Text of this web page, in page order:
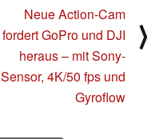
Neue Action-Cam
fordert GoPro und DJI
heraus – mit Sony-
Sensor, 4K/50 fps und
Gyroflow
⟩